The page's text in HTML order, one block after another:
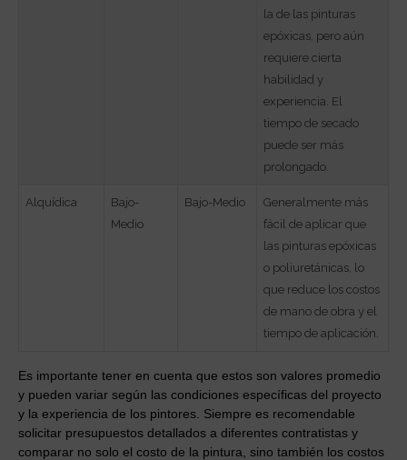
la de las pinturas
epóxicas, pero aún
requiere cierta
habilidad y
experiencia. El
tiempo de secado
puede ser más
prolongado.
Alquídica
Bajo-
Medio
Bajo-Medio
Generalmente más
fácil de aplicar que
las pinturas epóxicas
o poliuretánicas, lo
que reduce los costos
de mano de obra y el
tiempo de aplicación.
Es importante tener en cuenta que estos son valores promedio
y pueden variar según las condiciones específicas del proyecto
y la experiencia de los pintores. Siempre es recomendable
solicitar presupuestos detallados a diferentes contratistas y
comparar no solo el costo de la pintura, sino también los costos